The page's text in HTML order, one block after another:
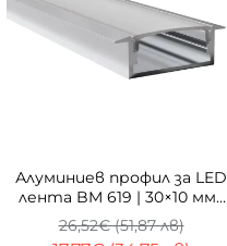
Алуминиев профил за LED
лента BM 619 | 30×10 мм |
За вграждане | 3 метра
26,52€ (51,87 лв)